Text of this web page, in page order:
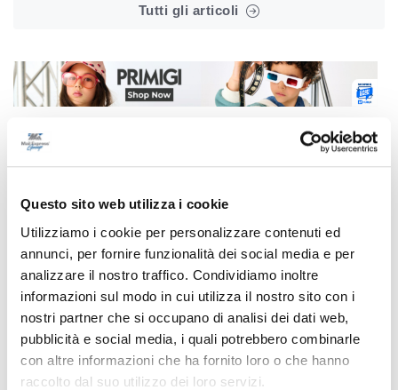
Questo sito web utilizza i cookie
Utilizziamo i cookie per personalizzare contenuti ed
annunci, per fornire funzionalità dei social media e per
analizzare il nostro traffico. Condividiamo inoltre
informazioni sul modo in cui utilizza il nostro sito con i
nostri partner che si occupano di analisi dei dati web,
pubblicità e social media, i quali potrebbero combinarle
con altre informazioni che ha fornito loro o che hanno
raccolto dal suo utilizzo dei loro servizi.
Tutti gli articoli
Correlati